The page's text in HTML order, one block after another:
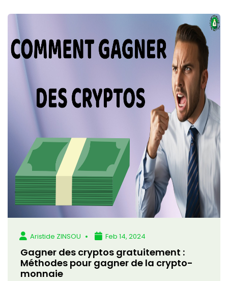
Aristide ZINSOU Feb 14, 2024
Gagner des cryptos gratuitement :
Méthodes pour gagner de la crypto-
monnaie